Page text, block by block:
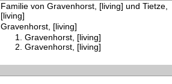
Familie von Gravenhorst, [living] und Tietze,
[living]
Gravenhorst, [living]
Gravenhorst, [living]
Gravenhorst, [living]